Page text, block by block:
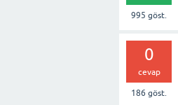
995 göst.
0
cevap
186 göst.